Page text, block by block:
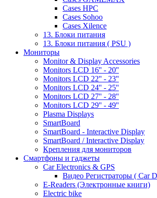
Cases HPC
Cases Sohoo
Cases Xilence
13. Блоки питания
13. Блоки питания ( PSU )
Мониторы
Monitor & Display Accessories
Monitors LCD 16'' - 20''
Monitors LCD 22'' - 23''
Monitors LCD 24'' - 25''
Monitors LCD 27'' - 28''
Monitors LCD 29'' - 49''
Plasma Displays
SmartBoard
SmartBoard - Interactive Display
SmartBoard / Interactive Display
Крепления для мониторов
Смартфоны и гаджеты
Car Electronics & GPS
Видео Регистраторы ( Car
E-Readers (Электронные книги)
Electric bike